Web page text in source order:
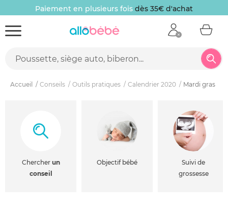
Paiement en plusieurs fois dès 35€ d'achat
Accueil Conseils Outils pratiques Calendrier 2020 Mardi gras
Chercher un
conseil
Objectif bébé
Suivi de
grossesse